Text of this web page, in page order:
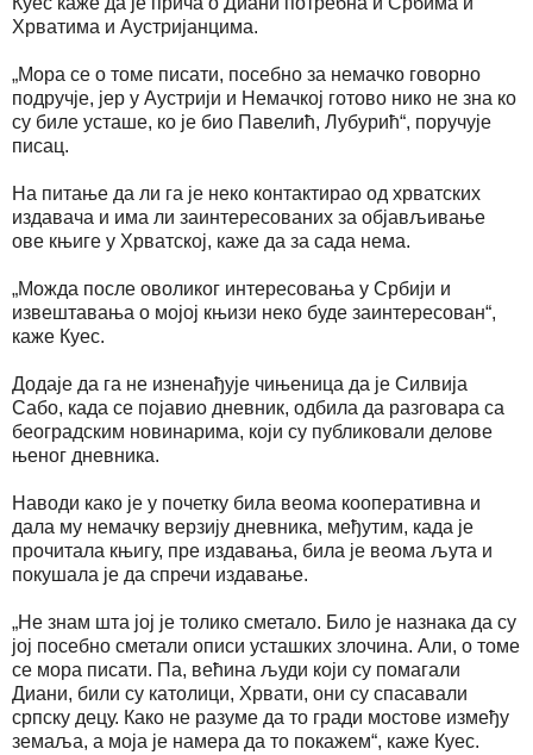
Хрватима и Аустријанцима.
„Мора се о томе писати, посебно за немачко говорно
подручје, јер у Аустрији и Немачкој готово нико не зна ко
су биле усташе, ко је био Павелић, Лубурић“, поручује
писац.
На питање да ли га је неко контактирао од хрватских
издавача и има ли заинтересованих за објављивање
ове књиге у Хрватској, каже да за сада нема.
„Можда после оволиког интересовања у Србији и
извештавања о мојој књизи неко буде заинтересован“,
каже Куес.
Додаје да га не изненађује чињеница да је Силвија
Сабо, када се појавио дневник, одбила да разговара са
београдским новинарима, који су публиковали делове
њеног дневника.
Наводи како је у почетку била веома кооперативна и
дала му немачку верзију дневника, међутим, када је
прочитала књигу, пре издавања, била је веома љута и
покушала је да спречи издавање.
„Не знам шта јој је толико сметало. Било је назнака да су
јој посебно сметали описи усташких злочина. Али, о томе
се мора писати. Па, већина људи који су помагали
Диани, били су католици, Хрвати, они су спасавали
српску децу. Како не разуме да то гради мостове између
земаља, а моја је намера да то покажем“, каже Куес.